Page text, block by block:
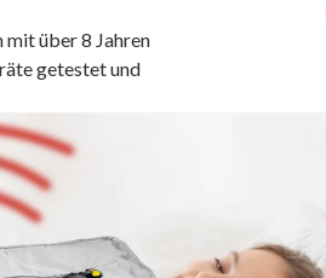
über 8 Jahren
getestet und